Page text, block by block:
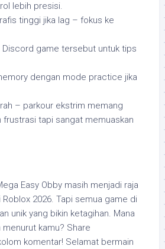
lebih presisi.
tinggi jika lag – fokus ke
Discord game tersebut untuk tips
dengan mode practice jika
– parkour ekstrim memang
frustrasi tapi sangat memuaskan
Easy Obby masih menjadi raja
2026. Tapi semua game di
unik yang bikin ketagihan. Mana
kamu? Share
komentar! Selamat bermain